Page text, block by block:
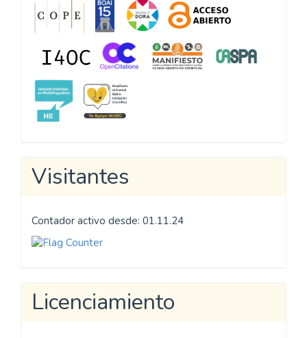
Visitantes
Contador activo desde: 01.11.24
Licenciamiento